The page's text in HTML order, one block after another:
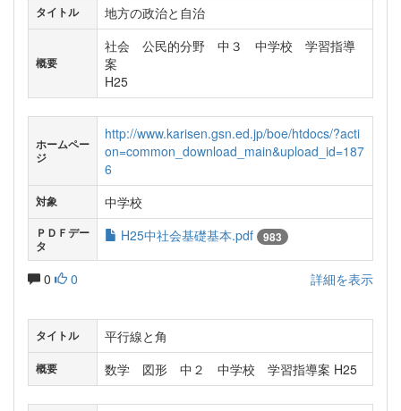
タイトル 地方の政治と自治
概要
社会 公民的分野 中３ 中学校 学習指導
案
H25
ホームペー
ジ
http://www.karisen.gsn.ed.jp/boe/htdocs/?acti
on=common_download_main&upload_id=187
6
対象 中学校
ＰＤＦデー
タ
H25中社会基礎基本.pdf 983
0 0 詳細を表示
タイトル 平行線と角
概要 数学 図形 中２ 中学校 学習指導案 H25